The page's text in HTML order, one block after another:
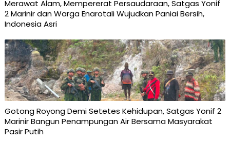
Merawat Alam, Mempererat Persaudaraan, Satgas Yonif
2 Marinir dan Warga Enarotali Wujudkan Paniai Bersih,
Indonesia Asri
Gotong Royong Demi Setetes Kehidupan, Satgas Yonif 2
Marinir Bangun Penampungan Air Bersama Masyarakat
Pasir Putih